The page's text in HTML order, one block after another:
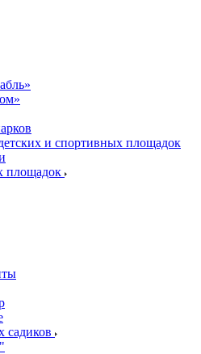
и спортивных площадок
площадок
садиков